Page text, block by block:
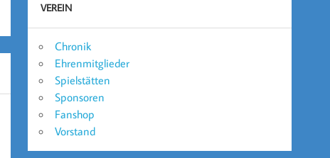
VEREIN
Chronik
Ehrenmitglieder
Spielstätten
Sponsoren
Fanshop
Vorstand